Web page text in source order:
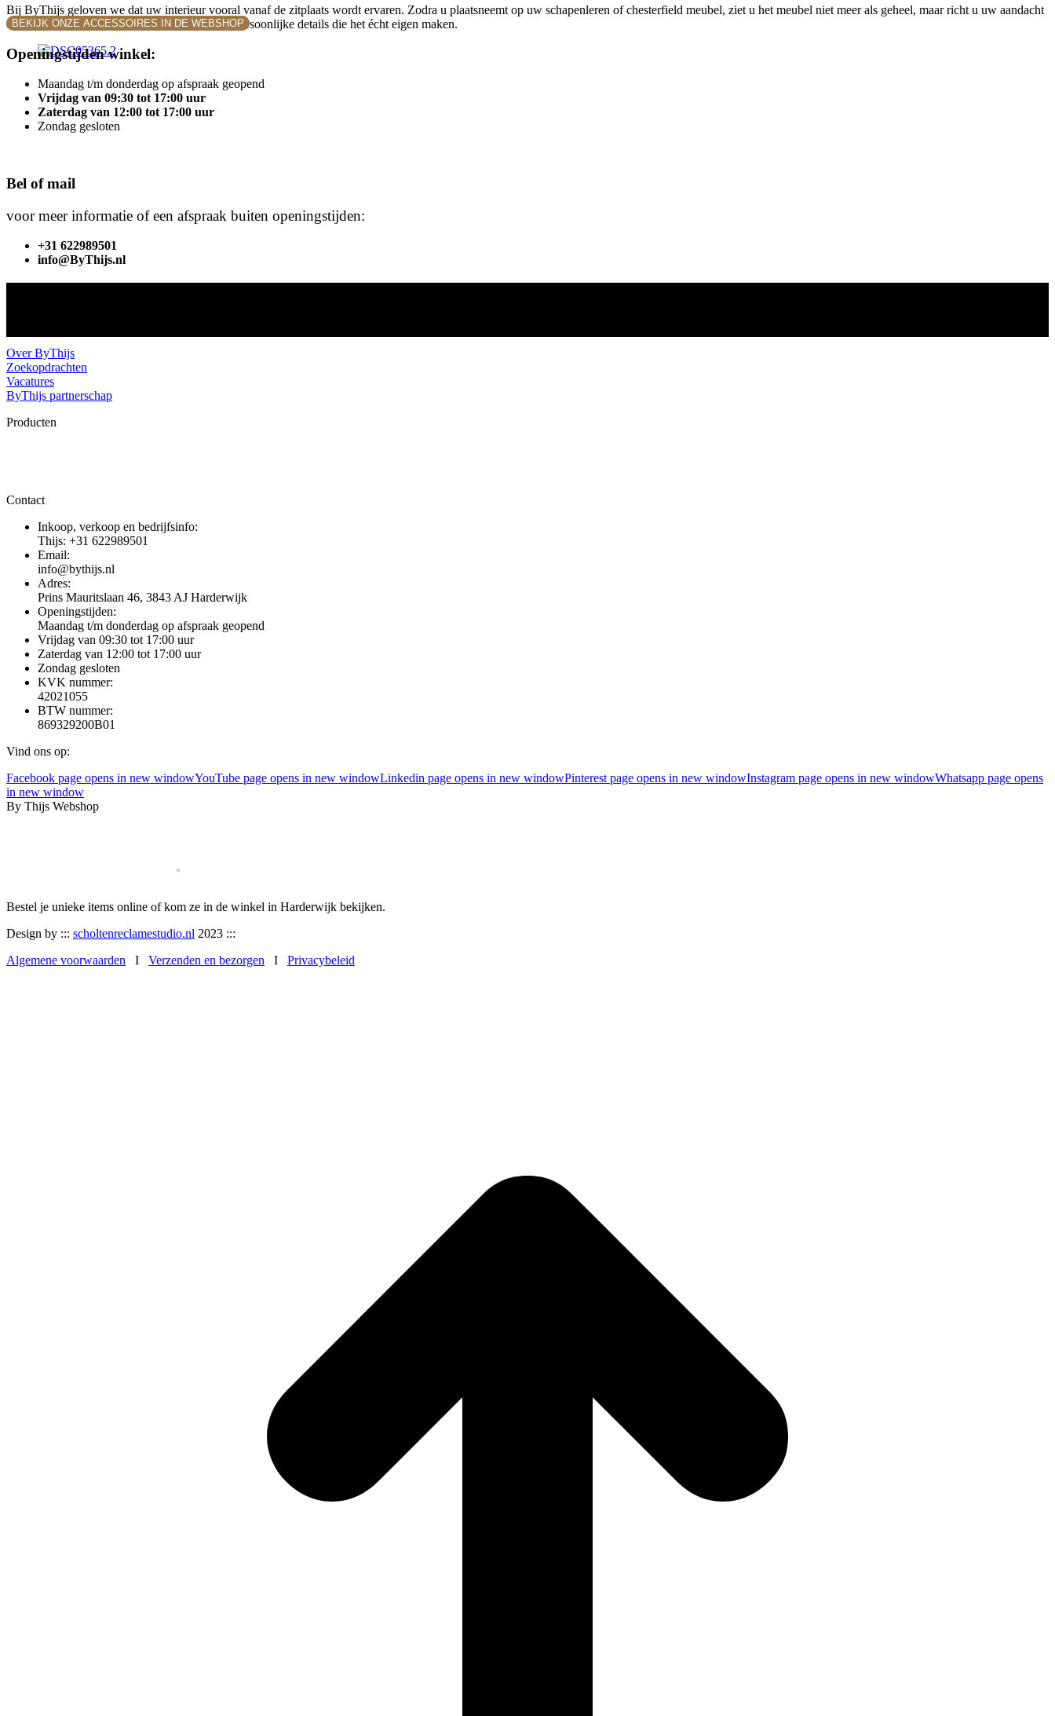
Bij ByThijs geloven we dat uw interieur vooral vanaf de zitplaats wordt ervaren. Zodra u plaatsneemt op uw schapenleren of chesterfield meubel, ziet u het meubel niet meer als geheel, maar richt u uw aandacht
op de rest van de ruimte, de accessoires en de persoonlijke details die het écht eigen maken.
BEKIJK ONZE ACCESSOIRES IN DE WEBSHOP
Openingstijden winkel:
Maandag t/m donderdag op afspraak geopend
Vrijdag van 09:30 tot 17:00 uur
Zaterdag van 12:00 tot 17:00 uur
Zondag gesloten
Bel of mail
voor meer informatie of een afspraak buiten openingstijden:
+31 622989501
info@ByThijs.nl
Over ByThijs
Zoekopdrachten
Vacatures
ByThijs partnerschap
Producten
Contact
Inkoop, verkoop en bedrijfsinfo:
Thijs: +31 622989501
Email:
info@bythijs.nl
Adres:
Prins Mauritslaan 46, 3843 AJ Harderwijk
Openingstijden:
Maandag t/m donderdag op afspraak geopend
Vrijdag van 09:30 tot 17:00 uur
Zaterdag van 12:00 tot 17:00 uur
Zondag gesloten
KVK nummer:
42021055
BTW nummer:
869329200B01
Vind ons op:
Facebook page opens in new windowYouTube page opens in new windowLinkedin page opens in new windowPinterest page opens in new windowInstagram page opens in new windowWhatsapp page opens
in new window
By Thijs Webshop
Bestel je unieke items online of kom ze in de winkel in Harderwijk bekijken.
Design by ::: scholtenreclamestudio.nl 2023 :::
Algemene voorwaarden I Verzenden en bezorgen I Privacybeleid